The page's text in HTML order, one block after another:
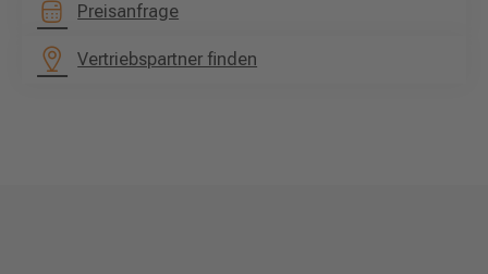
Preisanfrage
Vertriebspartner finden